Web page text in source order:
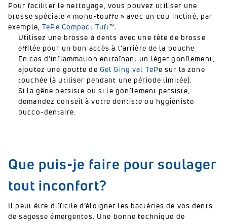
Pour faciliter le nettoyage, vous pouvez utiliser une
brosse spéciale « mono-touffe » avec un cou incliné, par
exemple,TePe Compact Tuft™.
Utilisez une brosse à dents avec une tête de brosse
effilée pour un bon accès à l'arrière de la bouche
En cas d’inflammation entraînant un léger gonflement,
ajoutez une goutte de Gel Gingival TePe sur la zone
touchée (à utiliser pendant une période limitée).
Si la gêne persiste ou si le gonflement persiste,
demandez conseil à votre dentiste ou hygiéniste
bucco-dentaire.
Que puis-je faire pour soulager
tout inconfort?
Il peut être difficile d’éloigner les bactéries de vos dents
de sagesse émergentes. Une bonne technique de